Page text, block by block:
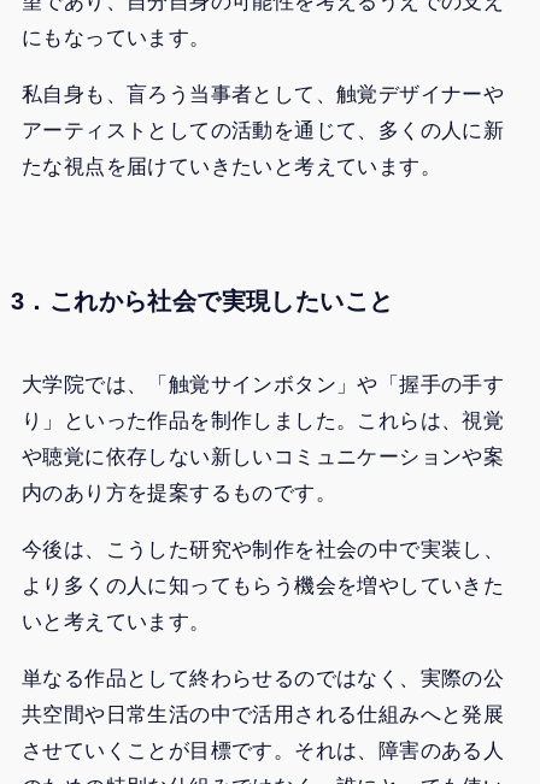
にもなっています。
私自身も、盲ろう当事者として、触覚デザイナーや
アーティストとしての活動を通じて、多くの人に新
たな視点を届けていきたいと考えています。
3．これから社会で実現したいこと
大学院では、「触覚サインボタン」や「握手の手す
り」といった作品を制作しました。これらは、視覚
や聴覚に依存しない新しいコミュニケーションや案
内のあり方を提案するものです。
今後は、こうした研究や制作を社会の中で実装し、
より多くの人に知ってもらう機会を増やしていきた
いと考えています。
単なる作品として終わらせるのではなく、実際の公
共空間や日常生活の中で活用される仕組みへと発展
させていくことが目標です。それは、障害のある人